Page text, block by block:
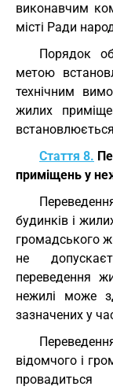
виконавчим
місті Ради
Порядок
метою
технічним
жилих
Стаття 8.
приміщень у
будинків і
громадського
не
переведення
нежилі може
зазначених у
відомчого і